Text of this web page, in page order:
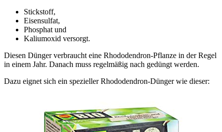
Stickstoff,
Eisensulfat,
Phosphat und
Kaliumoxid versorgt.
Diesen Dünger verbraucht eine Rhododendron-Pflanze in der Regel
in einem Jahr. Danach muss regelmäßig nach gedüngt werden.
Dazu eignet sich ein spezieller Rhododendron-Dünger wie dieser: